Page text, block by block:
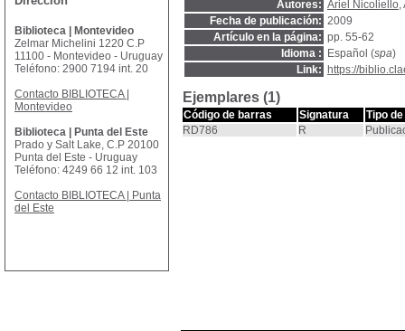
Autores: Ariel Nicoliello,
Fecha de publicación: 2009
Artículo en la página: pp. 55-62
Idioma :
Español (spa)
Link:
https://
Ejemplares (1)
Código de barras Signatura
Tipo
RD786
R
Biblioteca | Montevideo
Zelmar Michelini 1220 C.P
11100 - Montevideo - Uruguay
Teléfono: 2900 7194 int. 20
Contacto BIBLIOTECA |
Montevideo
Biblioteca | Punta del Este
Prado y Salt Lake, C.P 20100
Punta del Este - Uruguay
Teléfono: 4249 66 12 int. 103
Contacto BIBLIOTECA | Punta
del Este